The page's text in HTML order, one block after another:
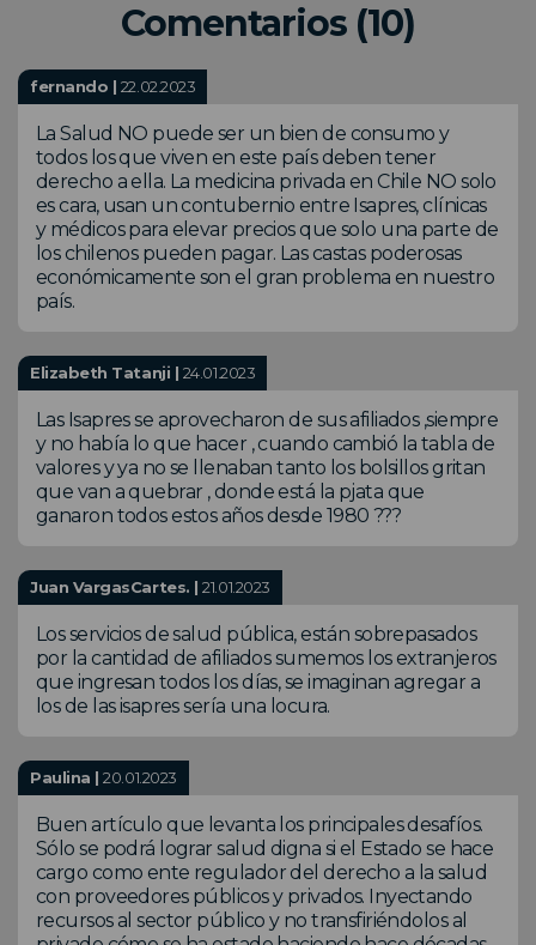
Comentarios (10)
fernando | 22.02.2023
La Salud NO puede ser un bien de consumo y
todos los que viven en este país deben tener
derecho a ella. La medicina privada en Chile NO solo
es cara, usan un contubernio entre Isapres, clínicas
y médicos para elevar precios que solo una parte de
los chilenos pueden pagar. Las castas poderosas
económicamente son el gran problema en nuestro
país.
Elizabeth Tatanji | 24.01.2023
Las Isapres se aprovecharon de sus afiliados ,siempre
y no había lo que hacer , cuando cambió la tabla de
valores y ya no se llenaban tanto los bolsillos gritan
que van a quebrar , donde está la pjata que
ganaron todos estos años desde 1980 ???
Juan VargasCartes. |21.01.2023
Los servicios de salud pública, están sobrepasados
por la cantidad de afiliados sumemos los extranjeros
que ingresan todos los días, se imaginan agregar a
los de las isapres sería una locura.
Paulina |20.01.2023
Buen artículo que levanta los principales desafíos.
Sólo se podrá lograr salud digna si el Estado se hace
cargo como ente regulador del derecho a la salud
con proveedores públicos y privados. Inyectando
recursos al sector público y no transfiriéndolos al